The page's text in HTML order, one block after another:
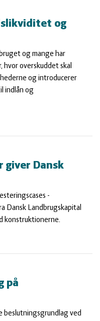
og
og mange har
hvor overskuddet skal
og introducerer
indlån og
giver Dansk
-
Dansk Landbrugskapital
konstruktionerne.
på
beslutningsgrundlag ved